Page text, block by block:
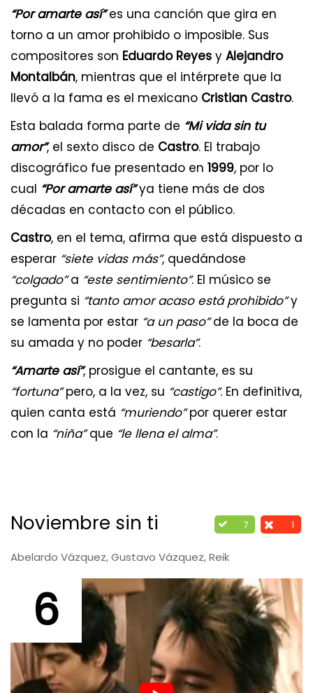
“Por amarte así”es una canción que gira en
torno a un amor prohibido o imposible. Sus
compositores son Eduardo Reyes y Alejandro
Montalbán, mientras que el intérprete que la
llevó a la fama es el mexicano Cristian Castro.
Esta balada forma parte de “Mi vida sin tu
amor”, el sexto disco de Castro. El trabajo
discográfico fue presentado en 1999, por lo
cual “Por amarte así”ya tiene más de dos
décadas en contacto con el público.
Castro, en el tema, afirma que está dispuesto a
esperar “siete vidas más”, quedándose
“colgado”a “este sentimiento”. El músico se
pregunta si “tanto amor acaso está prohibido”y
se lamenta por estar “a un paso”de la boca de
su amada y no poder “besarla”.
“Amarte así”, prosigue el cantante, es su
“fortuna”pero, a la vez, su “castigo”. En definitiva,
quien canta está “muriendo”por querer estar
con la “niña”que “le llena el alma”.
7 1
Noviembre sin ti
Abelardo Vázquez, Gustavo Vázquez, Reik
6